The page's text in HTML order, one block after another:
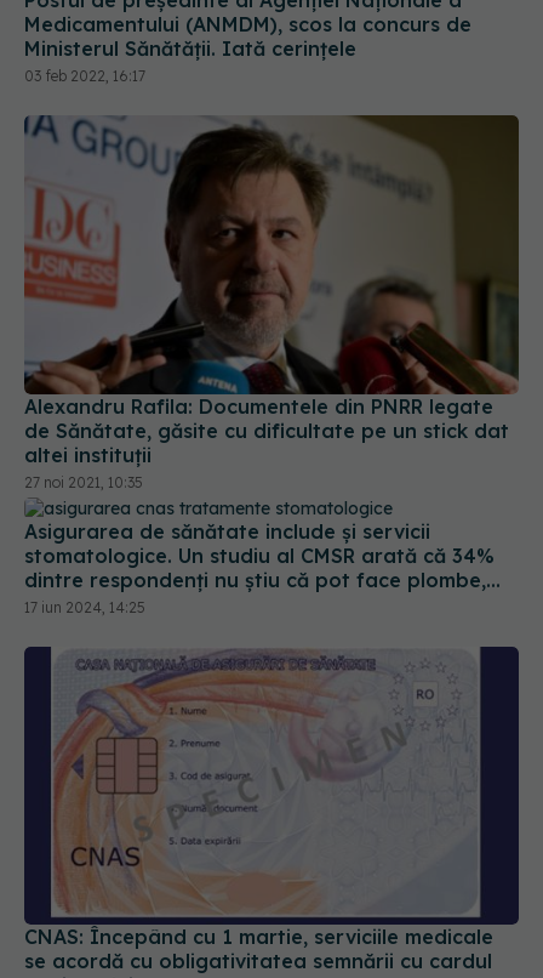
03 feb 2022, 16:17
Alexandru Rafila: Documentele din PNRR legate
de Sănătate, găsite cu dificultate pe un stick dat
altei instituții
27 noi 2021, 10:35
Asigurarea de sănătate include și servicii
stomatologice. Un studiu al CMSR arată că 34%
dintre respondenți nu știu că pot face plombe,
extracții, detartraj sau tratamente gratuite
17 iun 2024, 14:25
CNAS: Începând cu 1 martie, serviciile medicale
se acordă cu obligativitatea semnării cu cardul
pacientului
28 feb 2025, 14:23